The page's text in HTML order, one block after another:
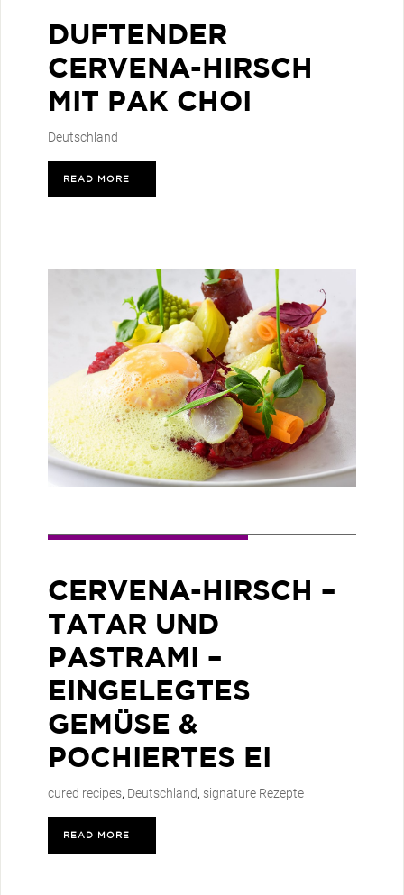
DUFTENDER
CERVENA-HIRSCH
MIT PAK CHOI
Deutschland
READ MORE
CERVENA-HIRSCH –
TATAR UND
PASTRAMI –
EINGELEGTES
GEMÜSE &
POCHIERTES EI
cured recipes, Deutschland, signature Rezepte
READ MORE